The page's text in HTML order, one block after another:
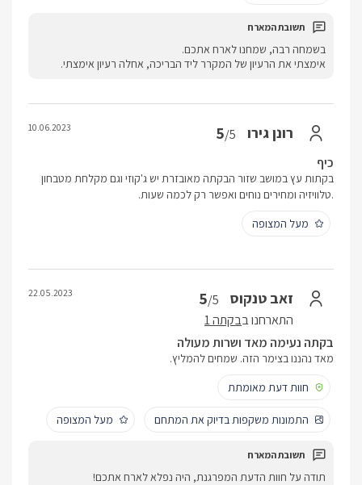
בשמחה רבה, שמחנו לארח אתכם.
אימצתי את הרעיון של המקרר ליד הבריכה, אחלה רעיון אימצתי.
רונן גירו 5/5
10.06.2023
כיף
בקתות עץ במושב שזור הבקתה מאובזרת יש ג'קוזי וגם מקלחת מטבחון
.טלוויזיה ומחירים נוחים ואפשר רק לכמה שעות.
מעל המצופה
זאב טנקוס 5/5
התארחנו בבקתה 1
22.05.2023
בקתה נעימה מאד ושרות מעולה
מאד נהננו בצימר הזה. שמחים להמליץ.
חוות דעת מאומתת
התמונות משקפות בדיוק את המתחם מעל המצופה
תודה על חוות הדעת המפרגנת, היה נפלא לארח אתכם!